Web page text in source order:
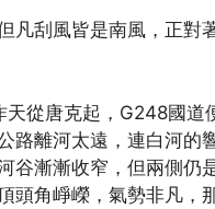
凡刮風皆是南風，正對
從唐克起，G248國
路離河太遠，連白河的
谷漸漸收窄，但兩側仍
頭角崢嶸，氣勢非凡，